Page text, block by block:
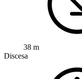
38 m
Discesa